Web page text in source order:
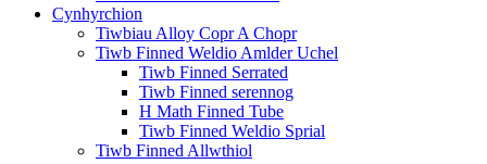
Cynhyrchion
Tiwbiau Alloy Copr A Chopr
Tiwb Finned Weldio Amlder Uchel
Tiwb Finned Serrated
Tiwb Finned serennog
H Math Finned Tube
Tiwb Finned Weldio Sprial
Tiwb Finned Allwthiol